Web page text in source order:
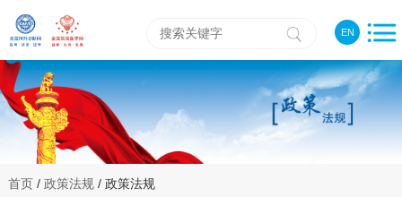
EN
首页/ 政策法规/ 政策法规